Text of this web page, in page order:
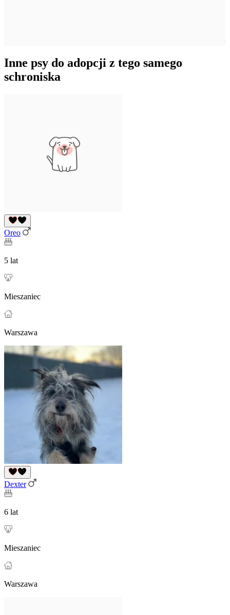
Inne psy do adopcji z tego samego
schroniska
Oreo
5 lat
Mieszaniec
Warszawa
Dexter
6 lat
Mieszaniec
Warszawa